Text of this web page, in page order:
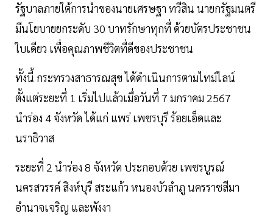
รัฐบาลภายใต้การนำของนายเศรษฐา ทวีสิน นายกรัฐมนตรี
มีนโยบายยกระดับ 30 บาทรักษาทุกที่ ด้วยบัตรประชาชน
ใบเดียว เพื่อคุณภาพชีวิตที่ดีของประชาชน
ทั้งนี้ กระทรวงสาธารณสุข ได้ดำเนินการตามไทม์ไลน์
ตั้งแต่ระยะที่ 1 เริ่มไปแล้วเมื่อวันที่ 7 มกราคม 2567
นำร่อง 4 จังหวัด ได้แก่ แพร่ เพชรบุรี ร้อยเอ็ดและ
นราธิวาส
ระยะที่ 2 นำร่อง 8 จังหวัด ประกอบด้วย เพชรบูรณ์
นครสวรรค์ สิงห์บุรี สระแก้ว หนองบัวลำภู นครราชสีมา
อำนาจเจริญ และพังงา